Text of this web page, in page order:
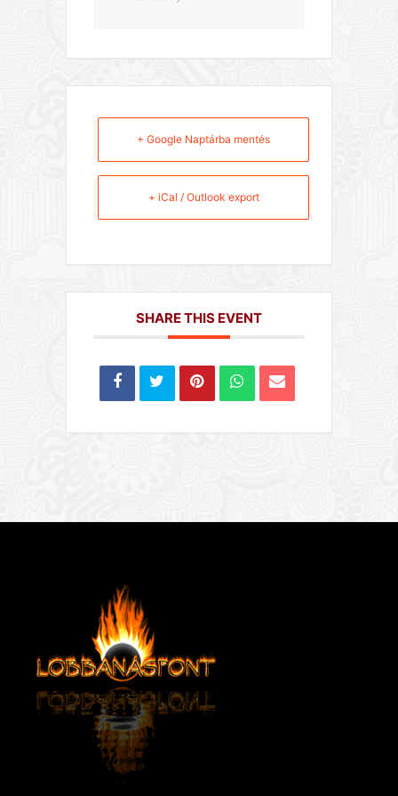
+ Google Naptárba mentés
+ iCal / Outlook export
SHARE THIS EVENT